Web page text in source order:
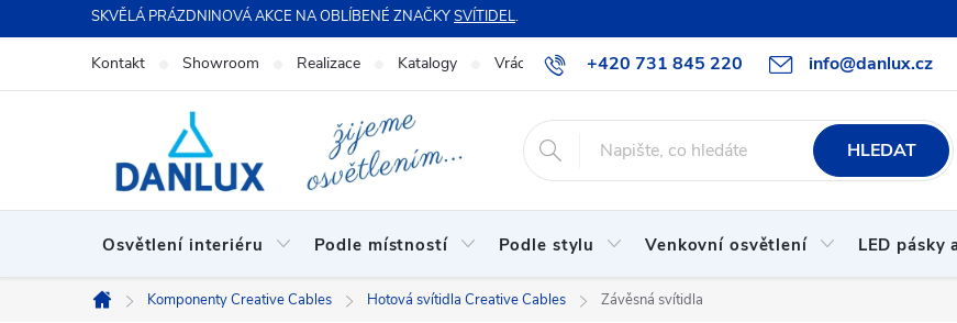
na
SKVĚLÁ PRÁZDNINOVÁ AKCE NA OBLÍBENÉ ZNAČKYSVÍTIDEL.
+420 731 845 220 info@danlux.cz
Kontakt Showroom Realizace Katalogy Vrácení zboží a reklamace O nás B2B spolupráce
HLEDAT
Osvětlení interiéru Podle místností Podle stylu Venkovní osvětlení LED pásky
Domů
Komponenty Creative Cables Hotová svítidla Creative Cables Závěsná svítidla